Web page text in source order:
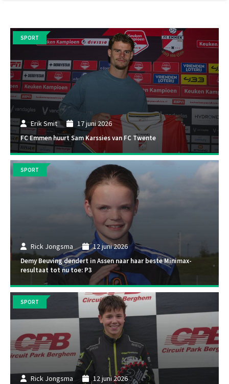
Erik Smit 17 juni 2026
FC Emmen huurt Sam Karssies van FC Twente
SPORT
Rick Jongsma 12 juni 2026
Demy Beuving dendert in Assen naar haar beste Minimax-
resultaat tot nu toe: P3
SPORT
Rick Jongsma 12 juni 2026
SPORT